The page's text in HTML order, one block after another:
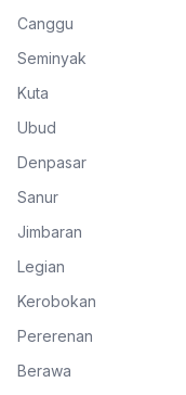
Canggu
Seminyak
Kuta
Ubud
Denpasar
Sanur
Jimbaran
Legian
Kerobokan
Pererenan
Berawa